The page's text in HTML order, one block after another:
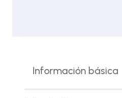
Información básica